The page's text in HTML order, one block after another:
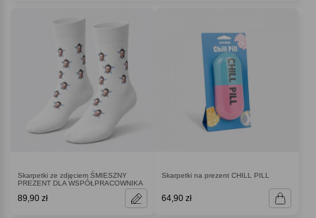
Skarpetki ze zdjęciem ŚMIESZNY
PREZENT DLA WSPÓŁPRACOWNIKA
89,90 zł
Skarpetki na prezent CHILL PILL
64,90 zł